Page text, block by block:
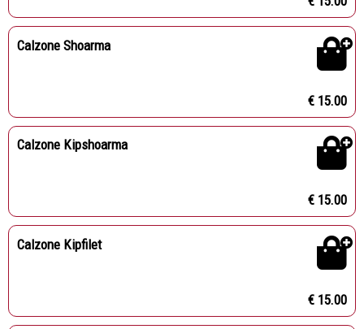
Calzone Shoarma
€ 15.00
Calzone Kipshoarma
€ 15.00
Calzone Kipfilet
€ 15.00